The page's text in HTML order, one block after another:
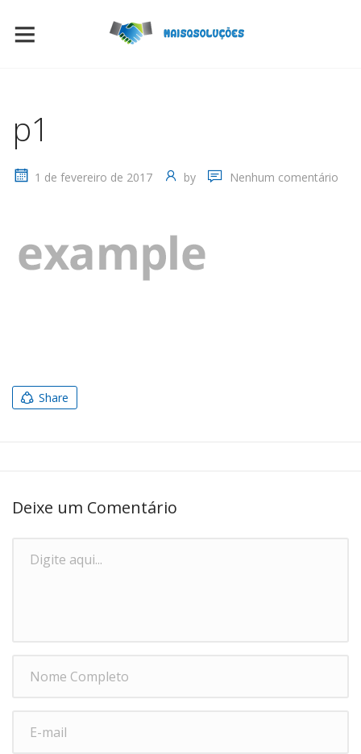
p1
1 de fevereiro de 2017 by Nenhum comentário
Share
Deixe um Comentário